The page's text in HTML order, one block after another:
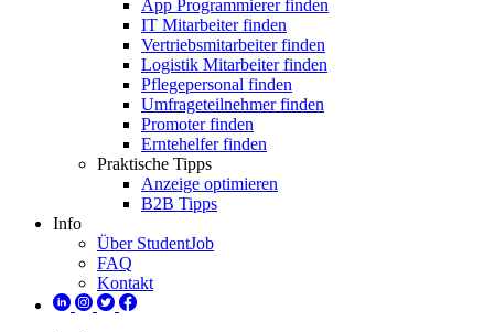
App Programmierer finden
IT Mitarbeiter finden
Vertriebsmitarbeiter finden
Logistik Mitarbeiter finden
Pflegepersonal finden
Umfrageteilnehmer finden
Promoter finden
Erntehelfer finden
Praktische Tipps
Anzeige optimieren
B2B Tipps
Info
Über StudentJob
FAQ
Kontakt